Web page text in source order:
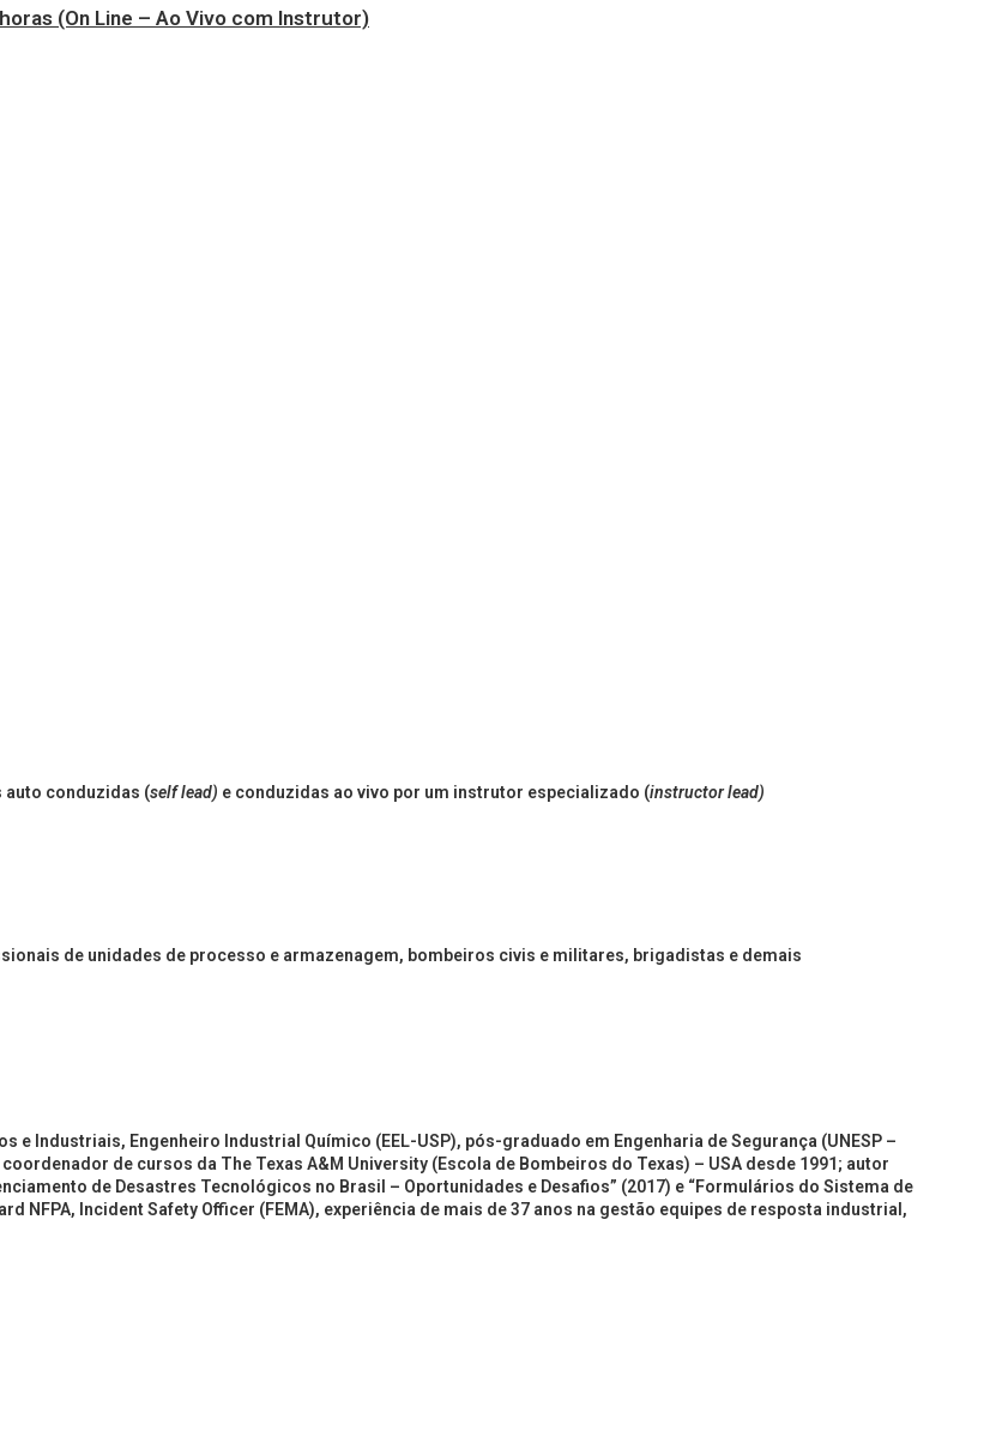
(On Line – Ao Vivo com Instrutor)
auto conduzidas (self lead) e conduzidas ao vivo por um instrutor especializado (instructor lead)
de unidades de processo e armazenagem, bombeiros civis e militares, brigadistas e demais
e Industriais, Engenheiro Industrial Químico (EEL-USP), pós-graduado em Engenharia de Segurança (UNESP –
de cursos da The Texas A&M University (Escola de Bombeiros do Texas) – USA desde 1991; autor
de Desastres Tecnológicos no Brasil – Oportunidades e Desafios” (2017) e “Formulários do Sistema de
NFPA, Incident Safety Officer (FEMA), experiência de mais de 37 anos na gestão equipes de resposta industrial,